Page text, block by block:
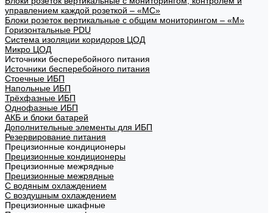
управлением каждой розеткой – «МС»
Блоки розеток вертикальные с общим мониторингом – «М»
Горизонтальные PDU
Система изоляции коридоров ЦОД
Микро ЦОД
Источники бесперебойного питания
Источники бесперебойного питания
Стоечные ИБП
Напольные ИБП
Трёхфазные ИБП
Однофазные ИБП
АКБ и блоки батарей
Дополнительные элементы для ИБП
Резервирование питания
Прецизионные кондиционеры
Прецизионные кондиционеры
Прецизионные межрядные
Прецизионные межрядные
С водяным охлаждением
С воздушным охлаждением
Прецизионные шкафные